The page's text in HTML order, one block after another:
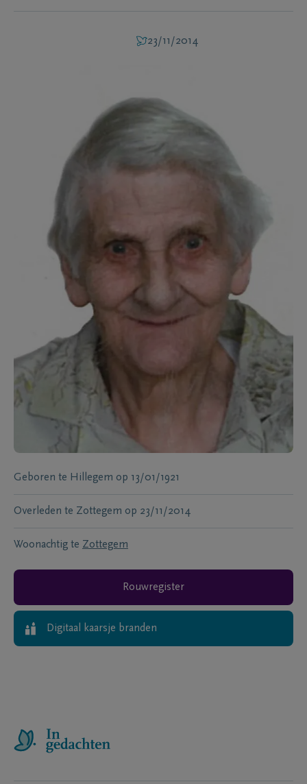
23/11/2014
Geboren te Hillegem op 13/01/1921
Overleden te Zottegem op 23/11/2014
Woonachtig te Zottegem
Rouwregister
Digitaal kaarsje branden